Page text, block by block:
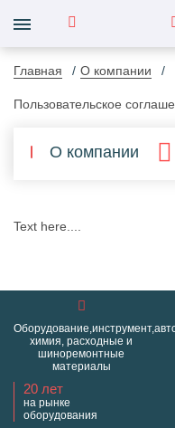
Главная О компании
Пользовательское
О компании
Text here....
химия, расходные и
шиноремонтные
материалы
20 лет
на рынке
оборудования